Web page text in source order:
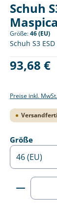
Schuh
Maspica
Größe:46 (EU)
Schuh S3
Regulärer Preis:
93,68 €
Preise inkl.
Größe
Produkt